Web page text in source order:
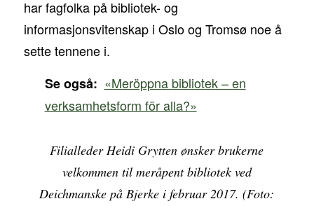
har fagfolka på bibliotek- og
informasjonsvitenskap i Oslo og Tromsø noe å
sette tennene i.
Se også: «Meröppna bibliotek – en
verksamhetsform för alla?»
Filialleder Heidi Grytten ønsker brukerne
velkommen til meråpent bibliotek ved
Deichmanske på Bjerke i februar 2017. (Foto: